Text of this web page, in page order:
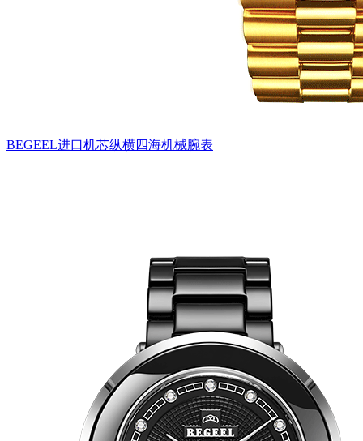
BEGEEL进口机芯纵横四海机械腕表